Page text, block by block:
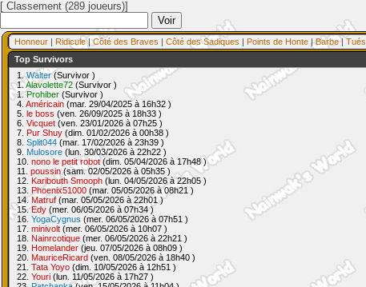
[ Classement (289 joueurs)]
Honneur | Ridicule|Côté des Braves | Côté des Sadiques | Points de Honte |Barbe| Tués
Top Survivors
1. Walter(Survivor )
1.Alavolette72 (Survivor )
1. Prohiber (Survivor )
4. Américain (mar. 29/04/2025 à 16h32 )
5. le boss (ven. 26/09/2025 à 18h33 )
6. Vicquet (ven. 23/01/2026 à 07h25 )
7. Pur Shuy (dim. 01/02/2026 à 00h38 )
8. Split044 (mar. 17/02/2026 à 23h39 )
9. Mulosore (lun. 30/03/2026 à 22h22 )
10. nono le petit robot(dim. 05/04/2026 à 17h48 )
11. poussin(sam. 02/05/2026 à 05h35 )
12. Karibouth Smooph (lun. 04/05/2026 à 22h05 )
13. Phoenix51000 (mar. 05/05/2026 à 08h21 )
14.Matruf (mar. 05/05/2026 à 22h01 )
15.Edy (mer. 06/05/2026 à 07h34 )
16. YogaCygnus (mer. 06/05/2026 à 07h51 )
17. minivolt (mer. 06/05/2026 à 10h07 )
18. Nainrcotique (mer. 06/05/2026 à 22h21 )
19. Homelander (jeu. 07/05/2026 à 08h09 )
20. MauriceRicard (ven. 08/05/2026 à 18h40 )
21. Tata Yoyo (dim. 10/05/2026 à 12h51 )
22. Youri (lun. 11/05/2026 à 17h27 )